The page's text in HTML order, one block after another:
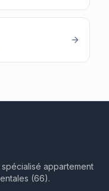
spécialisé appartement
(66).